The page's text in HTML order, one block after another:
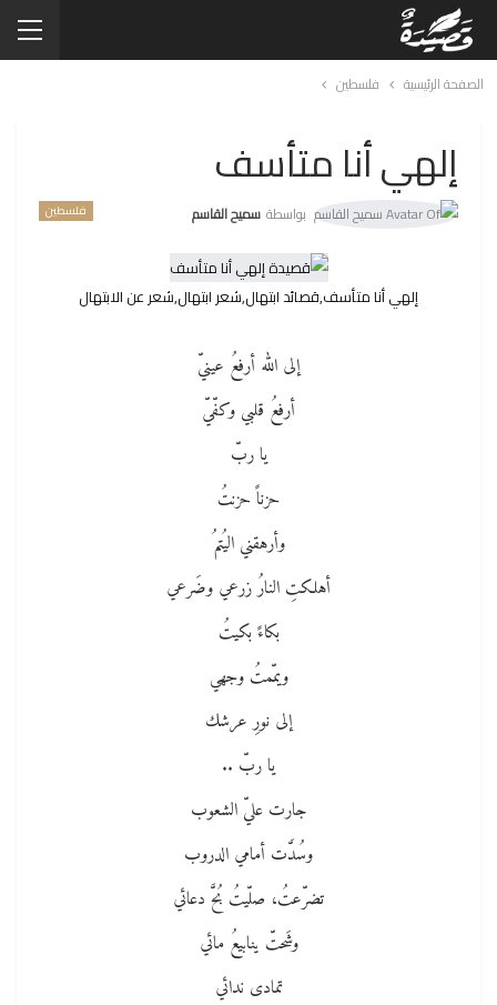
الصفحة الرئيسية فلسطين
إلهي أنا متأسف
فلسطين بواسطة سميح القاسم
إلهي أنا متأسف,قصائد ابتهال,شعر ابتهال,شعر عن الابتهال
إلى الله أرفعُ عينيّ
أرفعُ قلبي وكفّيّ
يا ربّ
حزناً حزنتُ
وأرهقني اليُتمُ
أهلكتِ النارُ زرعي وضَرعي
بكاءً بكيتُ
ويمّمتُ وجهي
إلى نورِ عرشك
يا ربّ ..
جارت عليّ الشعوب
وسُدَّت أمامي الدروب
تضرّعتُ، صلّيتُ بُحَّ دعائي
وشَحتّ ينابيعُ مائي
تمادى ندائي